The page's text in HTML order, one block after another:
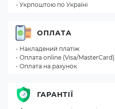
- Укрпоштою по Україні
ОПЛАТА
- Накладений платіж
- Оплата online (Visa/MasterCard)
- Оплата на рахунок
ГАРАНТІЇ